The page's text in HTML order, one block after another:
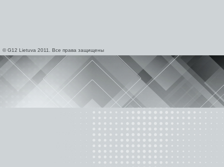
© G12 Lietuva 2011. Все права защищены